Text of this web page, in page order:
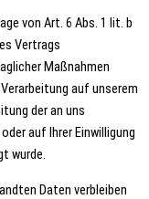
von Art. 6 Abs. 1 lit. b
Vertrags
Maßnahmen
auf unserem
der an uns
auf Ihrer Einwilligung
wurde.
Daten verbleiben